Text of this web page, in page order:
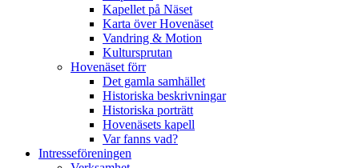
Kapellet på Näset
Karta över Hovenäset
Vandring & Motion
Kultursprutan
Hovenäset förr
Det gamla samhället
Historiska beskrivningar
Historiska porträtt
Hovenäsets kapell
Var fanns vad?
Intresseföreningen